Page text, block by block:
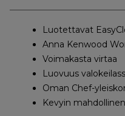
Luotettavat
Anna Kenwood
Voimakasta virtaa
Luovuus
Oman Chef-
Kevyin